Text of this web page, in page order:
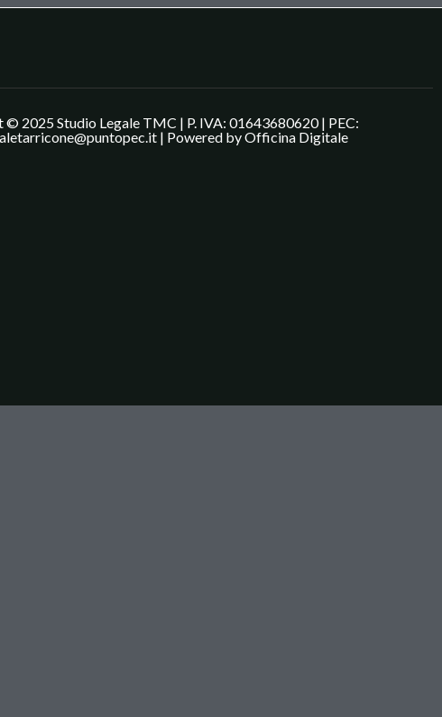
© 2025 Studio Legale TMC | P. IVA: 01643680620 | PEC:
| Powered byOfficina Digitale